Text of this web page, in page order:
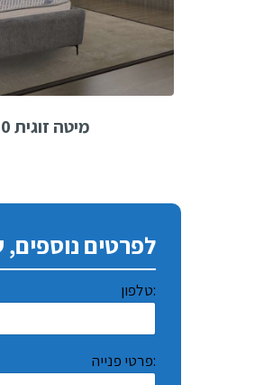
מיטה זוגית 1.90 - 1.40
לפרטים נוספים,
טלפון:
פרטי פנייה: